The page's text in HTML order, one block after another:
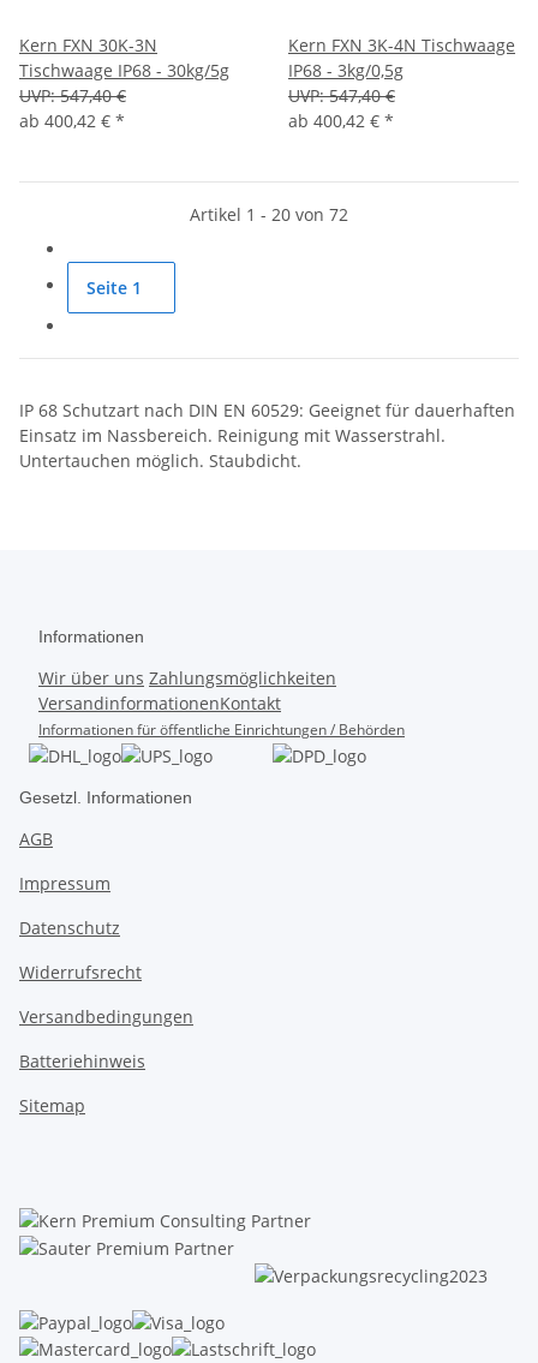
Kern FXN 30K-3N
Tischwaage IP68 - 30kg/5g
UVP: 547,40 €
ab 400,42 € *
Kern FXN 3K-4N Tischwaage
IP68 - 3kg/0,5g
UVP: 547,40 €
ab 400,42 € *
Artikel 1 - 20 von 72
Seite 1
IP 68 Schutzart nach DIN EN 60529: Geeignet für dauerhaften
Einsatz im Nassbereich. Reinigung mit Wasserstrahl.
Untertauchen möglich. Staubdicht.
Informationen
Wir über uns Zahlungsmöglichkeiten
VersandinformationenKontakt
Informationen für öffentliche Einrichtungen / Behörden
Gesetzl. Informationen
AGB
Impressum
Datenschutz
Widerrufsrecht
Versandbedingungen
Batteriehinweis
Sitemap